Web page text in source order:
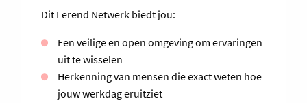
Dit Lerend Netwerk biedt jou:
Een veilige en open omgeving om ervaringen
uit te wisselen
Herkenning van mensen die exact weten hoe
jouw werkdag eruitziet